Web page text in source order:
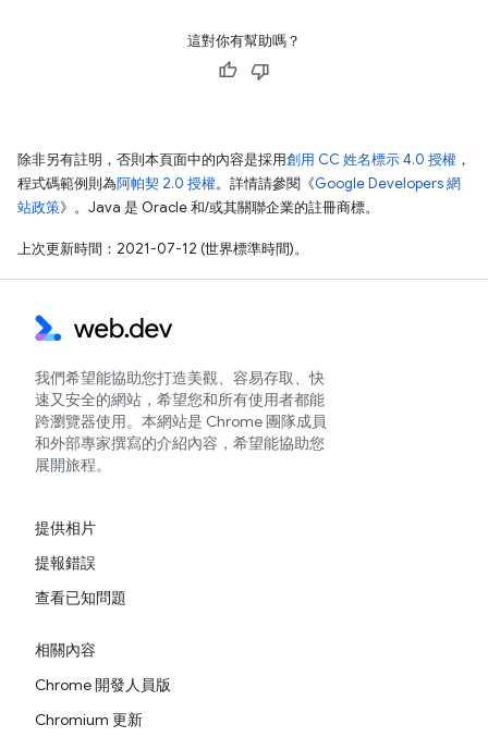
這對你有幫助嗎？
除非另有註明，否則本頁面中的內容是採用創用 CC 姓名標示 4.0 授權 ，
程式碼範例則為阿帕契 2.0 授權。詳情請參閱《Google Developers 網
站政策》。Java 是 Oracle 和/或其關聯企業的註冊商標。
上次更新時間：2021-07-12 (世界標準時間)。
我們希望能協助您打造美觀、容易存取、快
速又安全的網站，希望您和所有使用者都能
跨瀏覽器使用。本網站是 Chrome 團隊成員
和外部專家撰寫的介紹內容，希望能協助您
展開旅程。
提供相片
提報錯誤
查看已知問題
相關內容
Chrome 開發人員版
Chromium 更新